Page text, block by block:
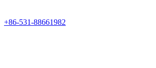
+86-531-88661982